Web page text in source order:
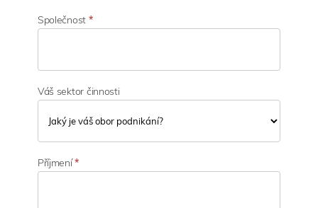
Společnost *
Váš sektor činnosti
á
š
Příjmení*